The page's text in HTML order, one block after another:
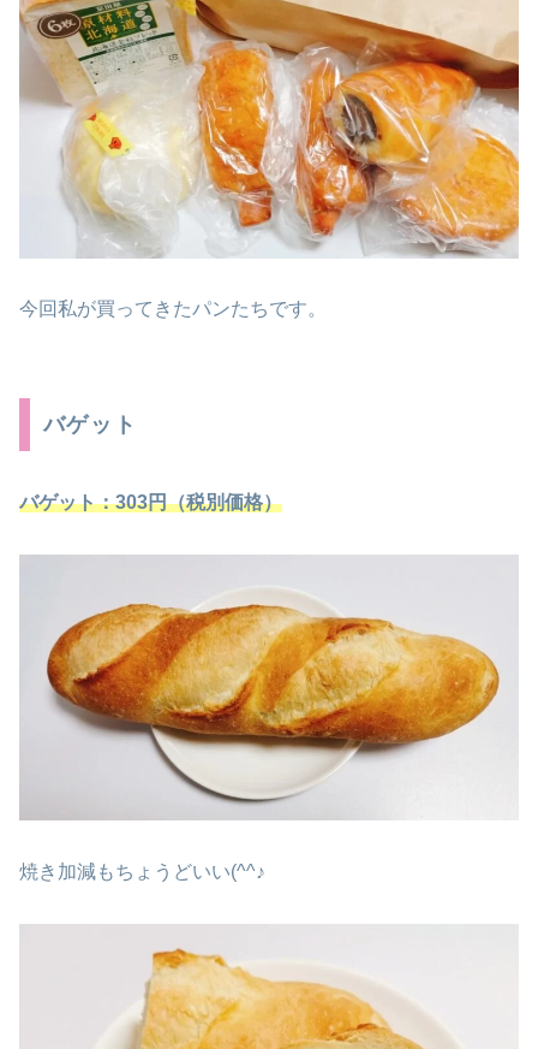
今回私が買ってきたパンたちです。
バゲット
バゲット：303円（税別価格）
焼き加減もちょうどいい(^^♪